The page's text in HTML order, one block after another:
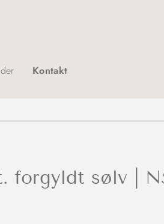
Kontakt
forgyldt sølv |